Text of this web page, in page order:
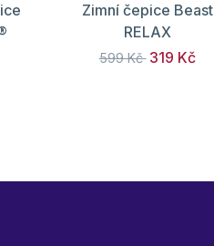
Zimní čepice Beast
RELAX
599 Kč 319 Kč